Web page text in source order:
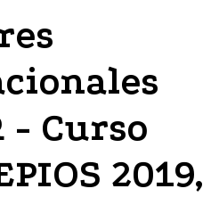
- Curso
2019,